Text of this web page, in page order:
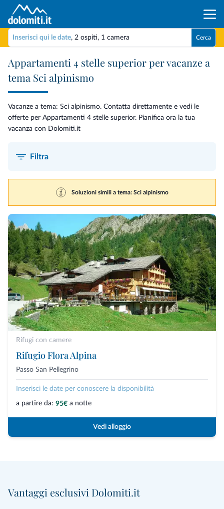
Inserisci qui le date, 2 ospiti, 1 camera Cerca
Appartamenti 4 stelle superior per vacanze a
tema Sci alpinismo
Vacanze a tema: Sci alpinismo. Contatta direttamente e vedi le
offerte per Appartamenti 4 stelle superior. Pianifica ora la tua
vacanza con Dolomiti.it
Filtra
Soluzioni simili a tema: Sci alpinismo
Rifugi con camere
Rifugio Flora Alpina
Passo San Pellegrino
Inserisci le date per conoscere la disponibilità
a partire da: 95€ a notte
Vedi alloggio
Vantaggi esclusivi Dolomiti.it